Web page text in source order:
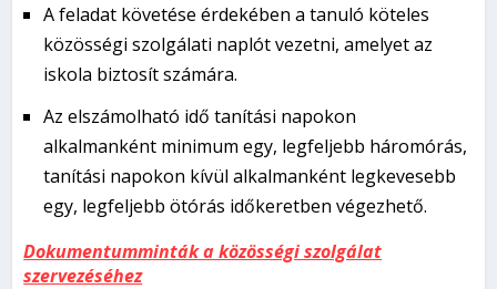
A feladat követése érdekében a tanuló köteles
közösségi szolgálati naplót vezetni, amelyet az
iskola biztosít számára.
Az elszámolható idő tanítási napokon
alkalmanként minimum egy, legfeljebb háromórás,
tanítási napokon kívül alkalmanként legkevesebb
egy, legfeljebb ötórás időkeretben végezhető.
Dokumentumminták a közösségi szolgálat
szervezéséhez